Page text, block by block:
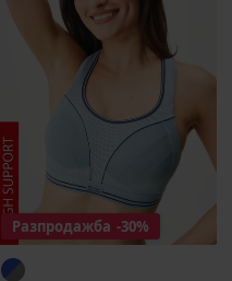
Разпродажба -30%